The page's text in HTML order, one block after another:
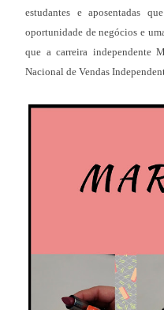
estudantes e aposentadas
oportunidade de negócios e
que a carreira independente
Nacional de Vendas